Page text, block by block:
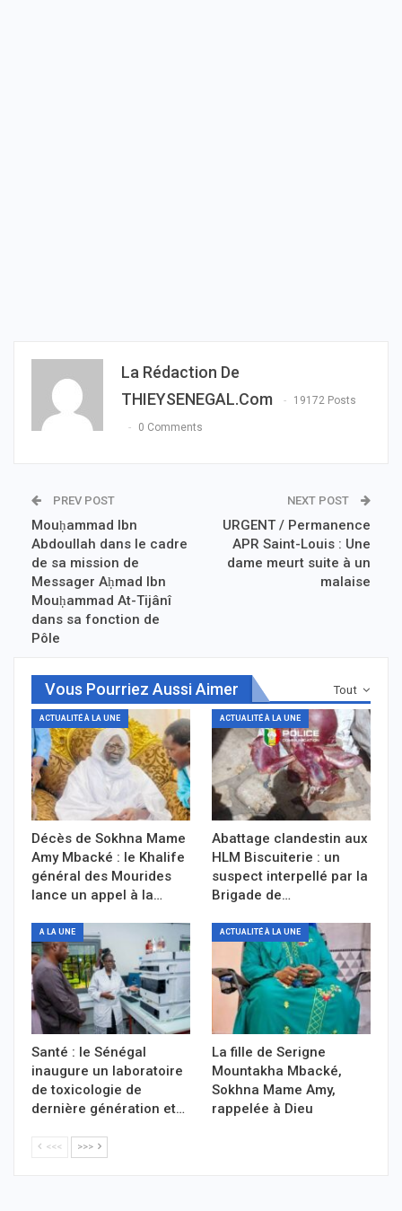
La Rédaction De
THIEYSENEGAL.com
19172 Posts
0 Comments
PREV POST
Mouḥammad Ibn
Abdoullah dans le cadre
de sa mission de
Messager Aḥmad Ibn
Mouḥammad At-Tijânî
dans sa fonction de
Pôle
NEXT POST
URGENT / Permanence
APR Saint-Louis : Une
dame meurt suite à un
malaise
Tout
Vous Pourriez Aussi Aimer
ACTUALITÉ À LA UNE
Décès de Sokhna Mame
Amy Mbacké : le Khalife
général des Mourides
lance un appel à la…
ACTUALITÉ À LA UNE
Abattage clandestin aux
HLM Biscuiterie : un
suspect interpellé par la
Brigade de…
A LA UNE
Santé : le Sénégal
inaugure un laboratoire
de toxicologie de
dernière génération et…
ACTUALITÉ À LA UNE
La fille de Serigne
Mountakha Mbacké,
Sokhna Mame Amy,
rappelée à Dieu
<<< >>>